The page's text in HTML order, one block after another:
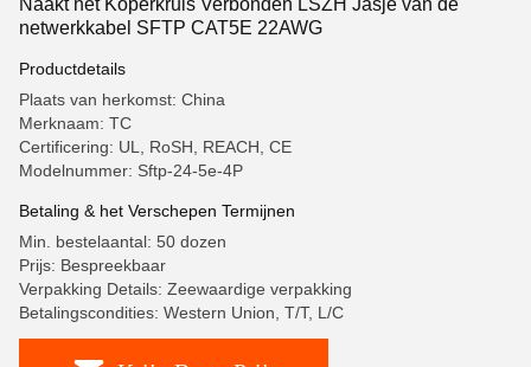
Naakt het Koperkruis Verbonden LSZH Jasje van de
netwerkkabel SFTP CAT5E 22AWG
Productdetails
Plaats van herkomst: China
Merknaam: TC
Certificering: UL, RoSH, REACH, CE
Modelnummer: Sftp-24-5e-4P
Betaling & het Verschepen Termijnen
Min. bestelaantal: 50 dozen
Prijs: Bespreekbaar
Verpakking Details: Zeewaardige verpakking
Betalingscondities: Western Union, T/T, L/C